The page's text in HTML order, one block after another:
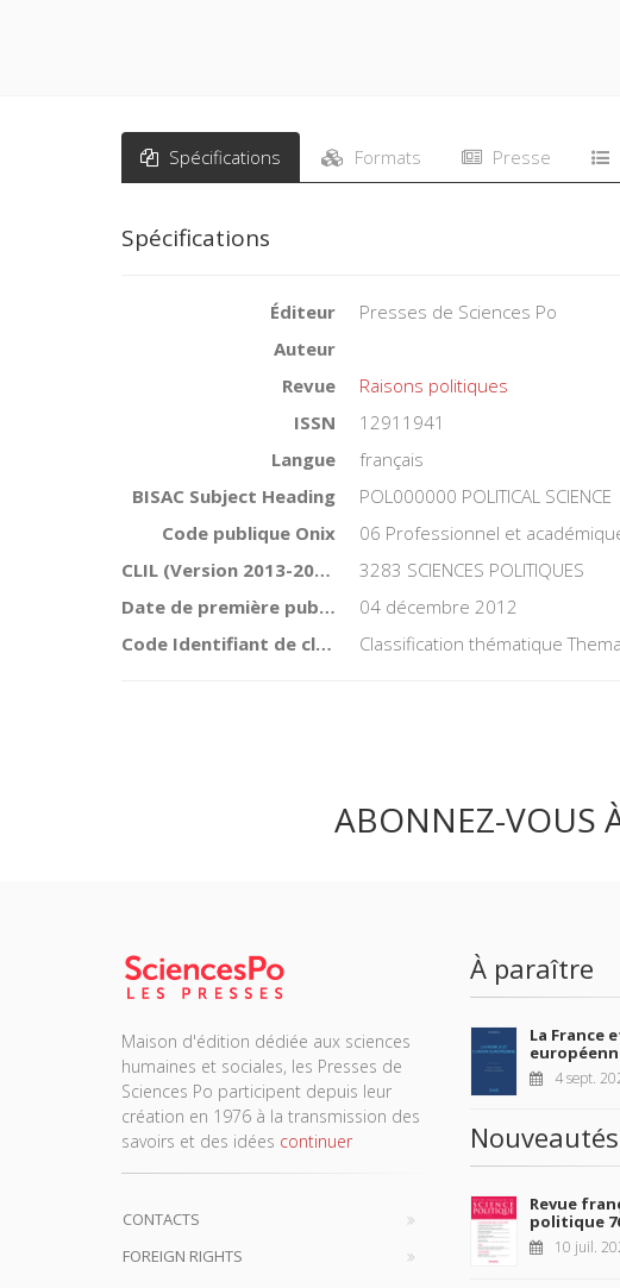
Spécifications Formats Presse
Spécifications
Éditeur
Presses de Sciences Po
Auteur
Revue
Raisons politiques
ISSN
12911941
Langue
français
BISAC Subject Heading
POL000000 POLITICAL SCIENCE
Code publique Onix
06 Professionnel et
CLIL (Version 2013-2019 )
3283 SCIENCES POLITIQUES
Date de première publication du titre
04 décembre 2012
Code Identifiant de classement sujet
Classification thématique
ABONNEZ-VOUS
Maison d'édition dédiée aux sciences
humaines et sociales, les Presses de
Sciences Po participent depuis leur
création en 1976 à la transmission des
savoirs et des idées continuer
CONTACTS
FOREIGN RIGHTS
À paraître
La France
4 sept.
Nouveautés
Revue
politique
10 juil.